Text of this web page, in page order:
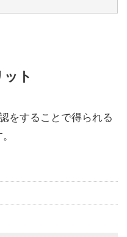
ト
をすることで得られる